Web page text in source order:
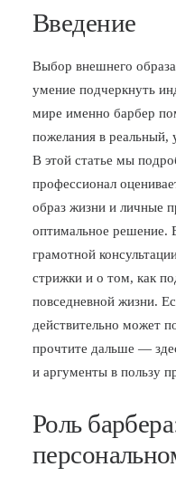
ВАКАНСИИ
ФРАНШИЗА
ПОЖАЛОВАТЬСЯ
Введение
Выбор внешнего
умение подчеркнуть
мире именно барбер
пожелания в реальный,
В этой статье мы
профессионал
образ жизни и личные
оптимальное решение.
грамотной
стрижки и о том, как
повседневной жизни.
действительно может
прочтите дальше —
и аргументы в пользу
Роль